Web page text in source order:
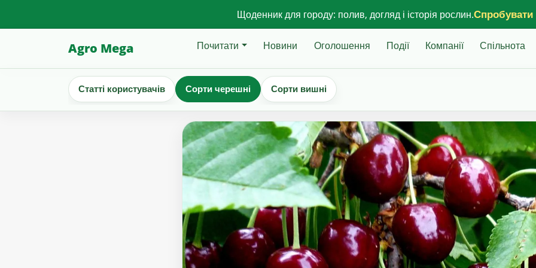
Щоденник для городу: полив, догляд і історія рослин.
Agro Mega Почитати Новини Оголошення Події Компанії Спільнота
Статті користувачів Сорти черешні Сорти вишні